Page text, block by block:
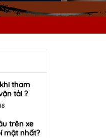
tham
tải ?
trên xe
mật nhất?